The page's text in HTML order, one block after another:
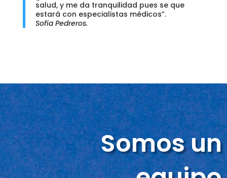
salud, y me da tranquilidad pues se que
estará con especialistas médicos”.
Sofía Pedreros.
Somos un